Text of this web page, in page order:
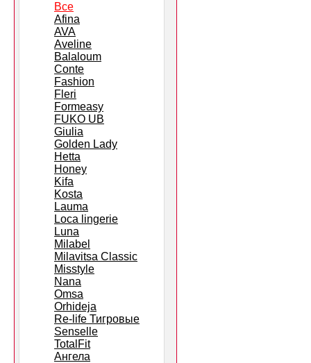
Все
Afina
AVA
Aveline
Balaloum
Conte
Fashion
Fleri
Formeasy
FUKO UB
Giulia
Golden Lady
Hetta
Honey
Kifa
Kosta
Lauma
Loca lingerie
Luna
Milabel
Milavitsa Classic
Misstyle
Nana
Omsa
Orhideja
Re-life Тигровые
Senselle
TotalFit
Ангела